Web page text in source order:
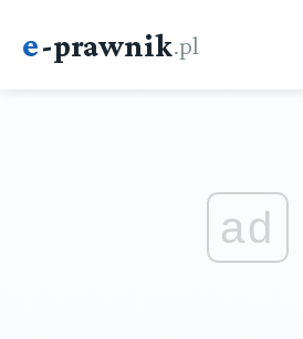
e-prawnik.pl
ad